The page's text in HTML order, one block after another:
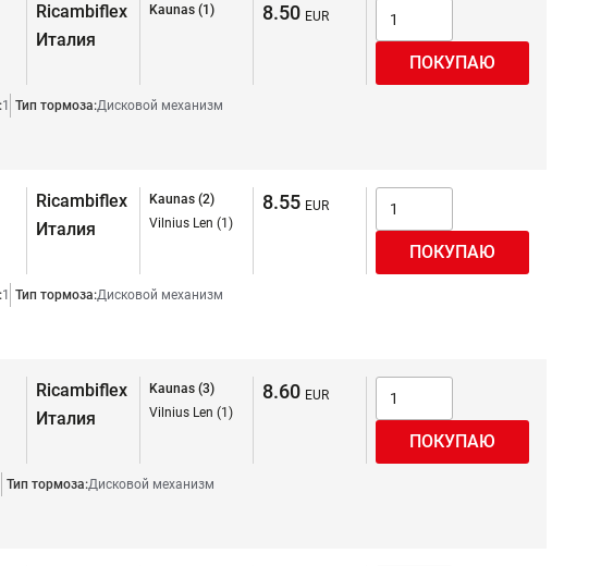
Ricambiflex
Италия
Kaunas (1) 8.50
1 Тип тормоза:Дисковой механизм
Ricambiflex
Италия
Kaunas (2)
Vilnius Len (1)
8.55
1 Тип тормоза:Дисковой механизм
Ricambiflex
Италия
Kaunas (3)
Vilnius Len (1)
8.60
Тип тормоза:Дисковой механизм